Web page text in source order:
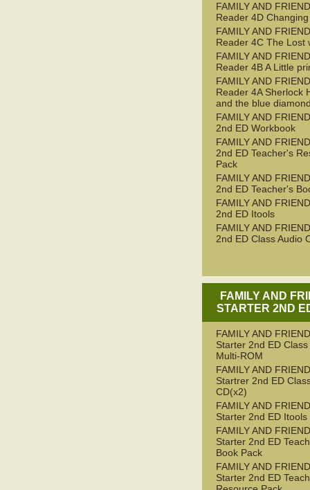
FAMILY AND
Reader 4D
FAMILY AND
Reader 4C The Lost
FAMILY AND
Reader 4B A Little
FAMILY AND
Reader 4A Sherlock
and the blue
FAMILY AND
2nd ED Workbook
FAMILY AND
2nd ED Teacher's
Pack
FAMILY AND
2nd ED Teacher's
FAMILY AND
2nd ED Itools
FAMILY AND
2nd ED Class Audio
FAMILY AND
STARTER 2ND
FAMILY AND
Starter 2nd ED
Multi-ROM
FAMILY AND
Startrer 2nd ED
CD(x2)
FAMILY AND
Starter 2nd ED Itools
FAMILY AND
Starter 2nd ED
Book Pack
FAMILY AND
Starter 2nd ED